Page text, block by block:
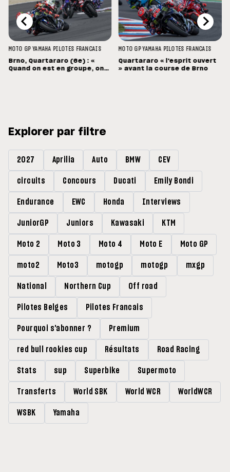
MOTO GP YAMAHA PILOTES FRANCAIS
Brno, Quartararo (6e) : «
Quand on est en groupe, on
MOTO GP YAMAHA PILOTES FRANCAIS
Quartararo « l'esprit ouvert
» avant la course de Brno
Explorer par filtre
2027 Aprilia Auto BMW CEV
circuits Concours Ducati Emily Bondi
Endurance EWC Honda Interviews
JuniorGP Juniors Kawasaki KTM
Moto 2 Moto 3 Moto 4 Moto E Moto GP
moto2 Moto3 motogp motogp mxgp
National Northern Cup Off road
Pilotes Belges Pilotes Francais
Pourquoi s'abonner ? Premium
red bull rookies cup Résultats Road Racing
Stats sup Superbike Supermoto
Transferts World SBK World WCR WorldWCR
WSBK Yamaha